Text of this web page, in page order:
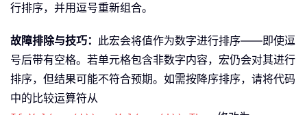
行排序，并用逗号重新组合。
故障排除与技巧： 此宏会将值作为数字进行排序——即使逗
号后带有空格。若单元格包含非数字内容，宏仍会对其进行
排序，但结果可能不符合预期。如需按降序排序，请将代码
中的比较运算符从